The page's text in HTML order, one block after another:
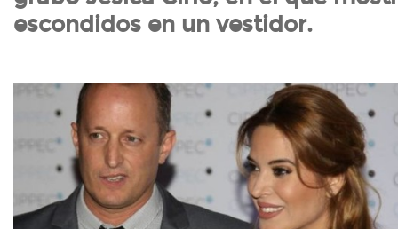
escondidos en un vestidor.